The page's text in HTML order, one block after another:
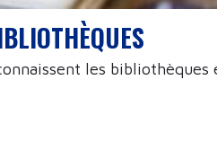
les bibliothèques